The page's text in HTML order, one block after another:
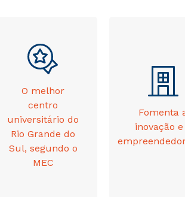
O melhor
centro
universitário do
Rio Grande do
Sul, segundo o
MEC
Fomenta
inovação e